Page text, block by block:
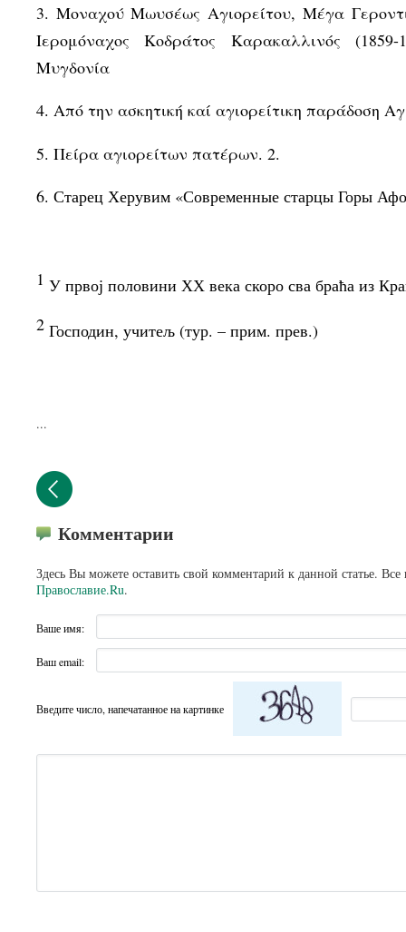
3. Μοναχού Μωυσέως Αγιορείτου, Μέγα
Ιερομόναχος Κοδράτος Καρακαλλινός
Μυγδονία
4. Από την ασκητική καί αγιορείτικη παράδοση
5. Πείρα αγιορείτων πατέρων. 2.
6. Старец Херувим «Современные старцы Горы
1 У првој половини ХХ века скоро сва браћа из
2 Господин, учитељ (тур. – прим. прев.)
...
Комментарии
Здесь Вы можете оставить свой комментарий к данной статье.
Православие.Ru.
Ваше имя:
Ваш email:
Введите число, напечатанное на картинке